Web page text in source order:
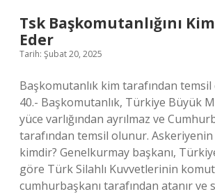
Tsk Başkomutanlığını
Eder
Tarih: Şubat 20, 2025
Başkomutanlık kim tarafından temsil
40.- Başkomutanlık, Türkiye Büyük
yüce varlığından ayrılmaz ve
tarafından temsil olunur.
kimdir? Genelkurmay başkanı,
göre Türk Silahlı Kuvvetlerinin
cumhurbaşkanı tarafından atanır ve